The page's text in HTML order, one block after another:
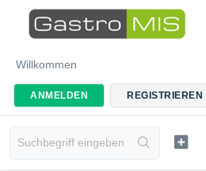
Willkommen
ANMELDEN REGISTRIEREN